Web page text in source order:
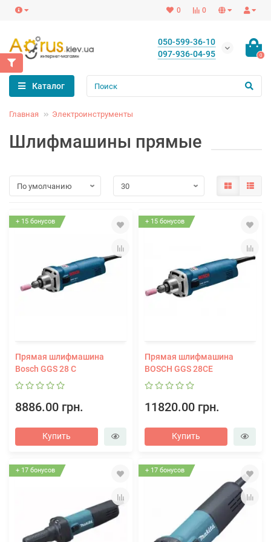
0
0
050-599-36-10
097-936-04-95
0
Каталог
Главная Электроинструменты
Шлифмашины прямые
+ 15 бонусов
Прямая шлифмашина
Bosch GGS 28 C
8886.00 грн.
Купить
+ 15 бонусов
Прямая шлифмашина
BOSCH GGS 28CE
11820.00 грн.
Купить
+ 17 бонусов + 17 бонусов